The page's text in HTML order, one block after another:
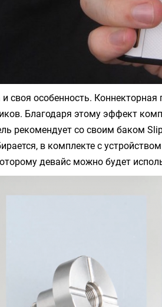
и своя особенность.
Благодаря этому эффект
рекомендует со своим баком
в комплекте с
девайс можно будет